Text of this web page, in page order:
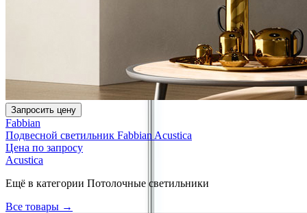
Запросить цену
Fabbian
Подвесной светильник Fabbian Acustica
Цена по запросу
Acustica
Ещё в категории Потолочные светильники
Все товары →